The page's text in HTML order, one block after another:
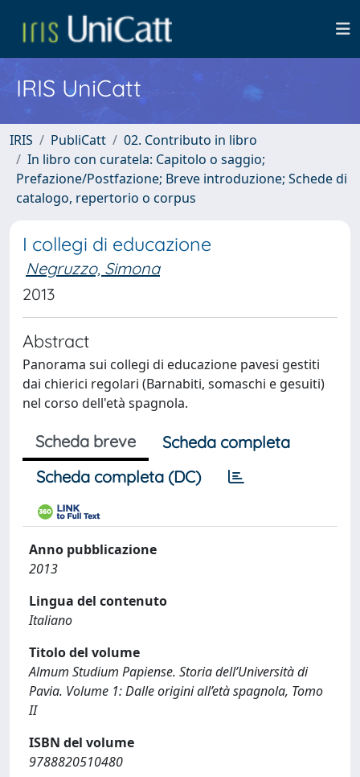
IRIS UniCatt
IRIS PubliCatt
02. Contributo in libro
In libro con curatela: Capitolo o saggio;
Prefazione/Postfazione; Breve introduzione; Schede di
catalogo, repertorio o corpus
I collegi di educazione
Negruzzo, Simona
2013
Abstract
Panorama sui collegi di educazione pavesi gestiti
dai chierici regolari (Barnabiti, somaschi e gesuiti)
nel corso dell'età spagnola.
Scheda breve
Scheda completa
Scheda completa (DC)
Anno pubblicazione
2013
Lingua del contenuto
Italiano
Titolo del volume
Almum Studium Papiense. Storia dell’Università di
Pavia. Volume 1: Dalle origini all’età spagnola, Tomo
II
ISBN del volume
9788820510480